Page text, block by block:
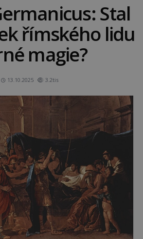
Stal
římského lidu
magie?
13.10.2025 3.2tis